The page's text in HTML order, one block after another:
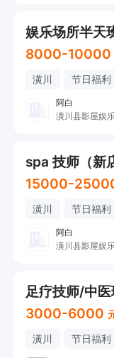
娱乐场所半天
8000-10000
潢川 节日福利
阿白
潢川县影屋娱
spa 技师（新
15000-
潢川 节日福利
阿白
潢川县影屋娱
足疗技师/中
3000-6000
潢川 节日福利